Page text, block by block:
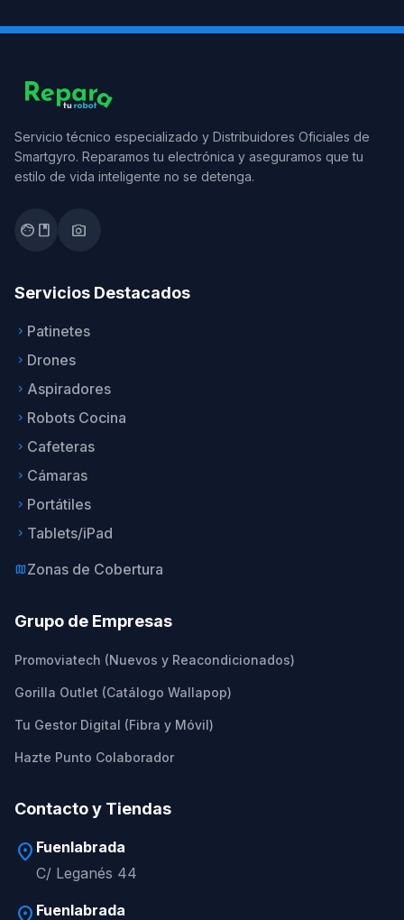
Servicio técnico especializado y Distribuidores Oficiales de
Smartgyro. Reparamos tu electrónica y aseguramos que tu
estilo de vida inteligente no se detenga.
facebook photo_camera
Servicios Destacados
keyboard_arrow_right Patinetes
keyboard_arrow_right Drones
keyboard_arrow_right Aspiradores
keyboard_arrow_right Robots Cocina
keyboard_arrow_right Cafeteras
keyboard_arrow_right Cámaras
keyboard_arrow_right Portátiles
keyboard_arrow_right Tablets/iPad
mapZonas de Cobertura
Grupo de Empresas
Promoviatech (Nuevos y Reacondicionados)
Gorilla Outlet (Catálogo Wallapop)
Tu Gestor Digital (Fibra y Móvil)
Hazte Punto Colaborador
Contacto y Tiendas
location_on Fuenlabrada
C/ Leganés 44
Fuenlabrada